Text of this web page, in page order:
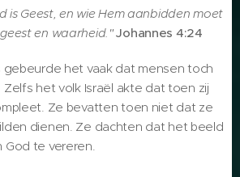
is Geest, en wie Hem aanbidden moet
en waarheid."Johannes 4:24
gebeurde het vaak dat mensen toch
het volk Israël akte dat toen zij
Ze bevatten toen niet dat ze
dienen. Ze dachten dat het beeld
God te vereren.